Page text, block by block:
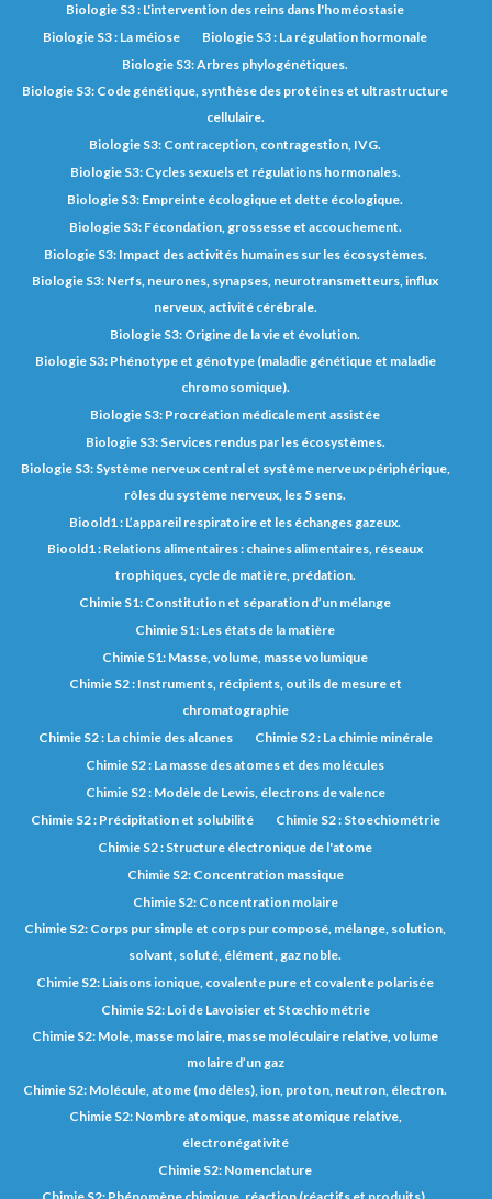
Biologie S3 : L'intervention des reins dans l'homéostasie
Biologie S3 : La méiose
Biologie S3 : La régulation hormonale
Biologie S3: Arbres phylogénétiques.
Biologie S3: Code génétique, synthèse des protéines et ultrastructure
cellulaire.
Biologie S3: Contraception, contragestion, IVG.
Biologie S3: Cycles sexuels et régulations hormonales.
Biologie S3: Empreinte écologique et dette écologique.
Biologie S3: Fécondation, grossesse et accouchement.
Biologie S3: Impact des activités humaines sur les écosystèmes.
Biologie S3: Nerfs, neurones, synapses, neurotransmetteurs, influx
nerveux, activité cérébrale.
Biologie S3: Origine de la vie et évolution.
Biologie S3: Phénotype et génotype (maladie génétique et maladie
chromosomique).
Biologie S3: Procréation médicalement assistée
Biologie S3: Services rendus par les écosystèmes.
Biologie S3: Système nerveux central et système nerveux périphérique,
rôles du système nerveux, les 5 sens.
Bioold1 : L’appareil respiratoire et les échanges gazeux.
Bioold1 : Relations alimentaires : chaines alimentaires, réseaux
trophiques, cycle de matière, prédation.
Chimie S1: Constitution et séparation d’un mélange
Chimie S1: Les états de la matière
Chimie S1: Masse, volume, masse volumique
Chimie S2 : Instruments, récipients, outils de mesure et
chromatographie
Chimie S2 : La chimie des alcanes
Chimie S2 : La chimie minérale
Chimie S2 : La masse des atomes et des molécules
Chimie S2 : Modèle de Lewis, électrons de valence
Chimie S2 : Précipitation et solubilité
Chimie S2 : Stoechiométrie
Chimie S2 : Structure électronique de l'atome
Chimie S2: Concentration massique
Chimie S2: Concentration molaire
Chimie S2: Corps pur simple et corps pur composé, mélange, solution,
solvant, soluté, élément, gaz noble.
Chimie S2: Liaisons ionique, covalente pure et covalente polarisée
Chimie S2: Loi de Lavoisier et Stœchiométrie
Chimie S2: Mole, masse molaire, masse moléculaire relative, volume
molaire d’un gaz
Chimie S2: Molécule, atome (modèles), ion, proton, neutron, électron.
Chimie S2: Nombre atomique, masse atomique relative,
électronégativité
Chimie S2: Nomenclature